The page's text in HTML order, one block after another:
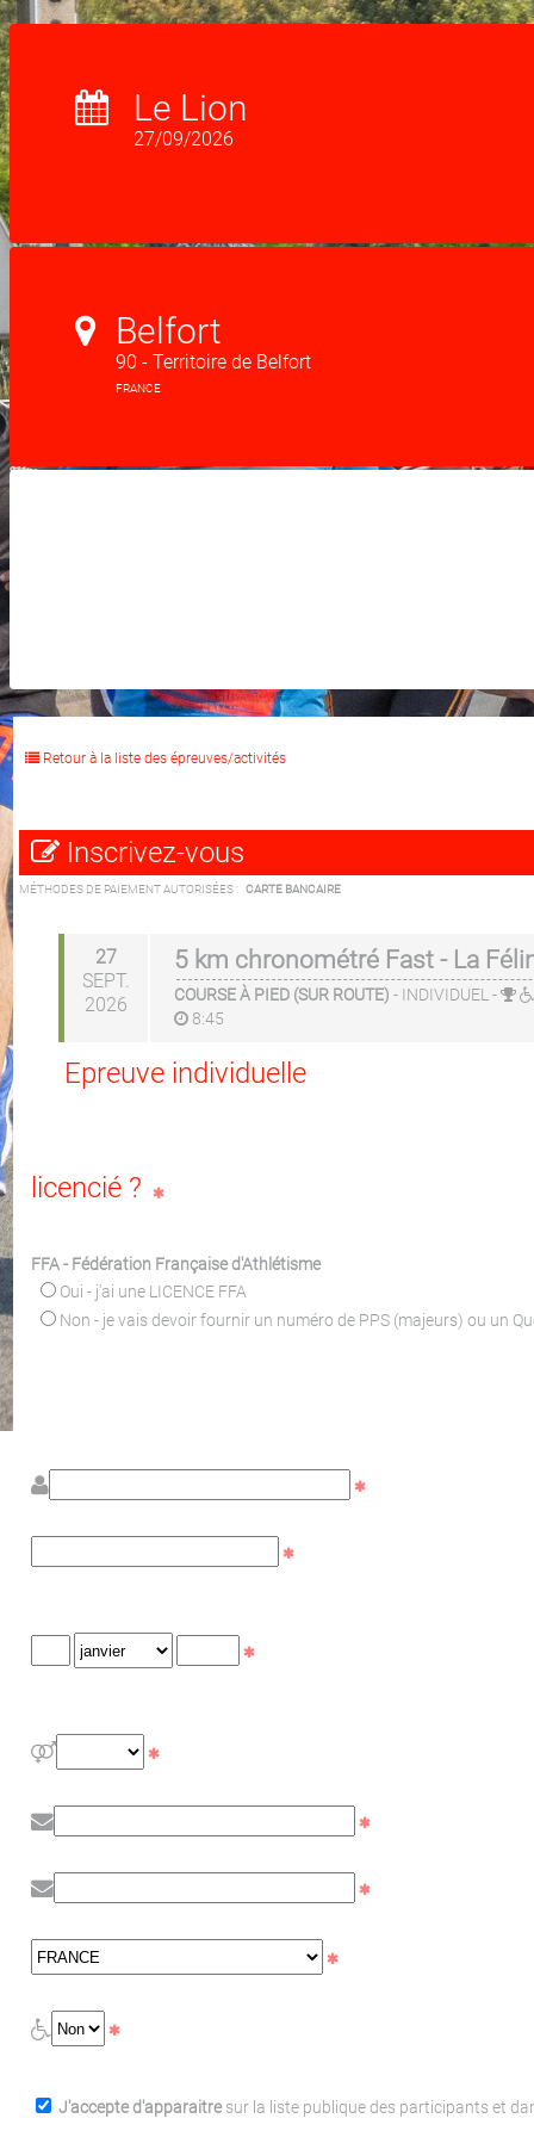
Le Lion
27/09/2026
Belfort
90 - Territoire de Belfort
FRANCE
Retour à la liste des épreuves/activités
Inscrivez-vous
MÉTHODES DE PAIEMENT AUTORISÉES : CARTE BANCAIRE
27
SEPT.
2026
5 km chronométré Fast - La
COURSE À PIED (SUR ROUTE) - INDIVIDUEL -
8:45
Epreuve individuelle
licencié ?
FFA - Fédération Française d'Athlétisme
Oui - j'ai une LICENCE FFA
Non - je vais devoir fournir un numéro de PPS (majeurs) ou un
J'accepte d'apparaitresur la liste publique des participants et